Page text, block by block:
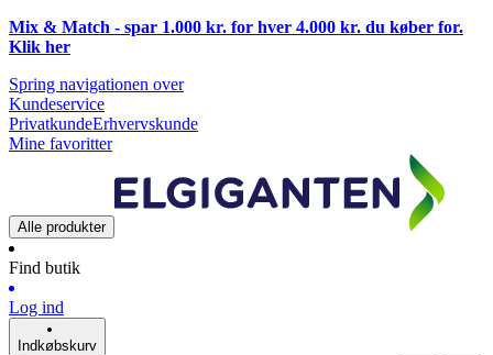
Mix & Match - spar 1.000 kr. for hver 4.000 kr. du køber for.
Klik her
Spring navigationen over
Kundeservice
PrivatkundeErhvervskunde
Mine favoritter
Alle produkter
Find butik
Log ind
Indkøbskurv